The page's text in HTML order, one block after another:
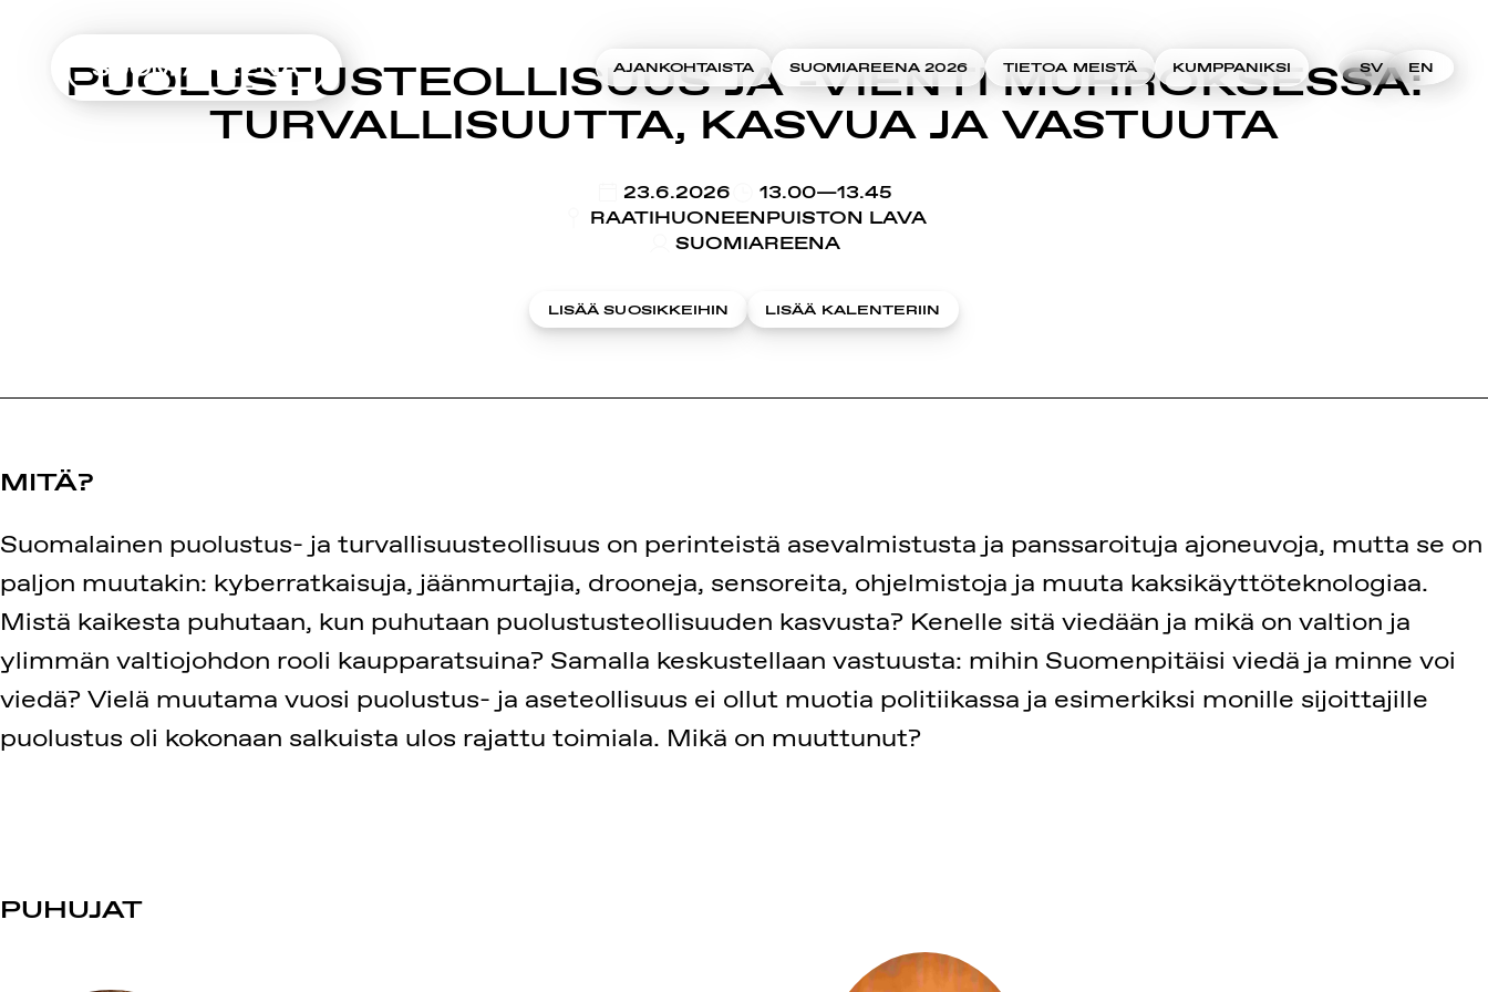
AJANKOHTAISTA
SUOMIAREENA 2026 TIETOA MEISTÄ KUMPPANIKSI SV EN
PUOLUSTUSTEOLLISUUS JA -VIENTI MURROKSESSA:
TURVALLISUUTTA, KASVUA JA VASTUUTA
23.6.2026
KLO
13.00—13.45
RAATIHUONEENPUISTON LAVA
SUOMIAREENA
LISÄÄ SUOSIKKEIHIN LISÄÄ KALENTERIIN
MITÄ?
Suomalainen puolustus- ja turvallisuusteollisuus on perinteistä asevalmistusta ja panssaroituja ajoneuvoja, mutta se on
paljon muutakin: kyberratkaisuja, jäänmurtajia, drooneja, sensoreita, ohjelmistoja ja muuta kaksikäyttöteknologiaa.
Mistä kaikesta puhutaan, kun puhutaan puolustusteollisuuden kasvusta? Kenelle sitä viedään ja mikä on valtion ja
ylimmän valtiojohdon rooli kaupparatsuina? Samalla keskustellaan vastuusta: mihin Suomenpitäisi viedä ja minne voi
viedä? Vielä muutama vuosi puolustus- ja aseteollisuus ei ollut muotia politiikassa ja esimerkiksi monille sijoittajille
puolustus oli kokonaan salkuista ulos rajattu toimiala. Mikä on muuttunut?
PUHUJAT